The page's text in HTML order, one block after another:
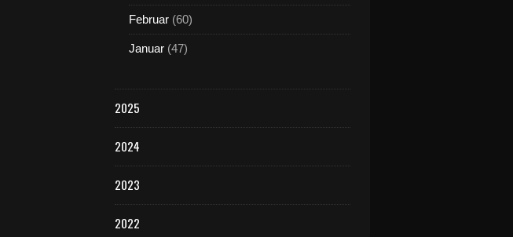
Februar (60)
Januar (47)
2025
2024
2023
2022